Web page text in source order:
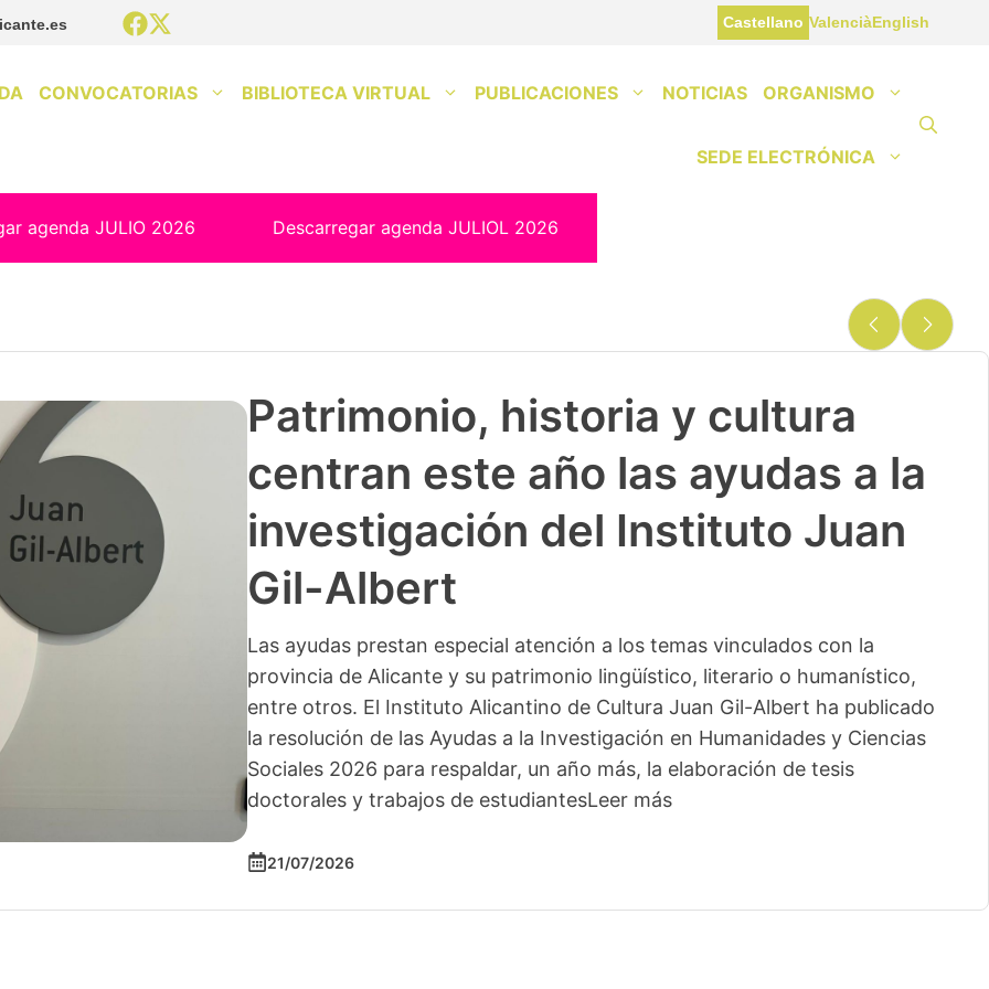
Castellano ValenciàEnglish
CONVOCATORIAS BIBLIOTECA VIRTUAL PUBLICACIONES NOTICIAS ORGANISMO
SEDE ELECTRÓNICA
agenda JULIO 2026 Descarregar agenda JULIOL 2026
Patrimonio, historia y cultura
centran este año las ayudas a la
investigación del Instituto Juan
Gil-Albert
Las ayudas prestan especial atención a los temas vinculados con la
provincia de Alicante y su patrimonio lingüístico, literario o humanístico,
entre otros. El Instituto Alicantino de Cultura Juan Gil-Albert ha publicado
la resolución de las Ayudas a la Investigación en Humanidades y Ciencias
Sociales 2026 para respaldar, un año más, la elaboración de tesis
doctorales y trabajos de estudiantesLeer más
21/07/2026